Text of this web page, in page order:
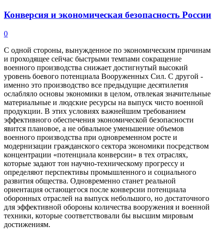
Конверсия и экономическая безопасность России
0
С одной стороны, вынужденное по экономическим причинам
и проходящее сейчас быстрыми темпами сокращение
военного производства снижает достигнутый высокий
уровень боевого потенциала Вооруженных Сил. С другой -
именно это производство все предыдущие десятилетия
ослабляло основы экономики в целом, отвлекая значительные
материальные и людские ресурсы на выпуск чисто военной
продукции. В этих условиях важнейшим требованием
эффективного обеспечения экономической безопасности
явится плановое, а не обвальное уменьшение объемов
военного производства при одновременном росте и
модернизации гражданского сектора экономики посредством
концентрации «потенциала конверсии» в тех отраслях,
которые задают тон научно-техническому прогрессу и
определяют перспективы промышленного и социального
развития общества. Одновременно станет реальной
ориентация остающегося после конверсии потенциала
оборонных отраслей на выпуск небольшого, но достаточного
для эффективной обороны количества вооружения и военной
техники, которые соответствовали бы высшим мировым
достижениям.